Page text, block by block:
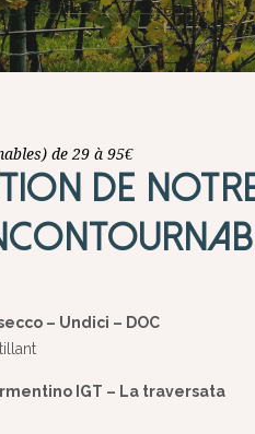
de 29 à 95€
DE
– Undici – DOC
IGT – La traversata